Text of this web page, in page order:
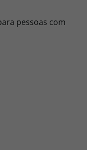
pessoas com